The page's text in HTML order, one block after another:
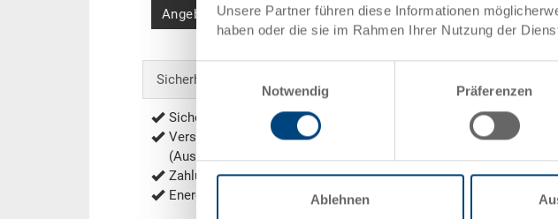
Unsere Partner führen diese Informationen
haben oder die sie im Rahmen Ihrer Nutzung der
Notwendig
Präferenzen
Ablehnen
Angebot anfordern
Sicherheit & Bestellung
Sichere Bestellung mit Verschlüsselung
Versandkostenfrei ab 1'000.- CHF Nettowarenwert
(Ausnahmen sieheVersandkosten)
Zahlung per Rechnung, Vorauskasse
Energieeffiziente und nachhaltige Produktion